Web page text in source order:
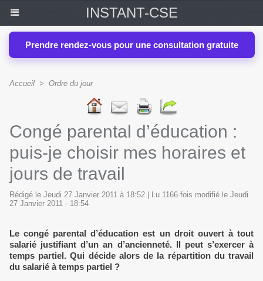
INSTANT-CSE
Prendre rendez-vous pour une consultation gratuite
Accueil > Ordre du jour
Congé parental d’éducation :
puis-je choisir mes horaires et
jours de travail
Rédigé le Jeudi 27 Janvier 2011 à 18:52 | Lu 1166 fois modifié le Jeudi
27 Janvier 2011 - 18:54
Le congé parental d’éducation est un droit ouvert à tout
salarié justifiant d’un an d’ancienneté. Il peut s’exercer à
temps partiel. Qui décide alors de la répartition du travail
du salarié à temps partiel ?